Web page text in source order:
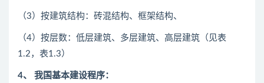
（3）按建筑结构：砖混结构、框架结构、
（4）按层数：低层建筑、多层建筑、高层建筑（见表
1.2，表1.3）
4、 我国基本建设程序：